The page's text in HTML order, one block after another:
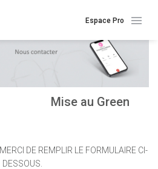
Espace Pro
Mise au Green
DE REMPLIR LE FORMULAIRE CI-
DESSOUS.